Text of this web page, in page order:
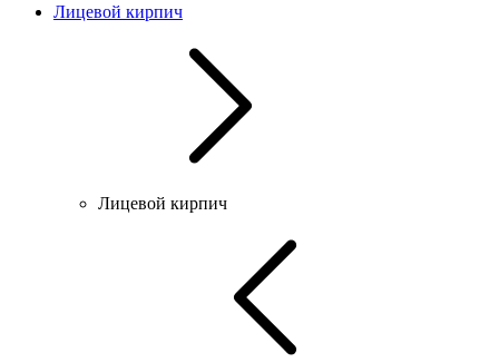
Лицевой кирпич
Лицевой кирпич